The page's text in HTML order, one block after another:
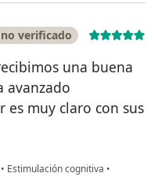
verificado
una buena
avanzado
es muy claro con sus
• Estimulación cognitiva •